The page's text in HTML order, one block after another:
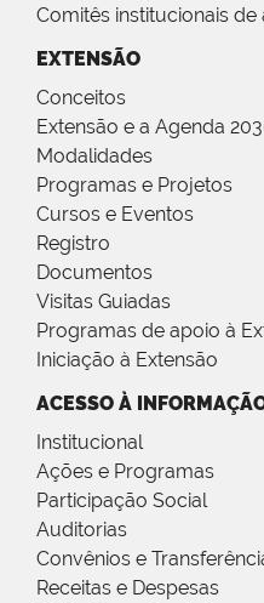
Comitês institucionais
EXTENSÃO
Conceitos
Extensão e a Agenda
Modalidades
Programas e Projetos
Cursos e Eventos
Registro
Documentos
Visitas Guiadas
Programas de apoio à
Iniciação à Extensão
ACESSO À
Institucional
Ações e Programas
Participação Social
Auditorias
Convênios e
Receitas e Despesas